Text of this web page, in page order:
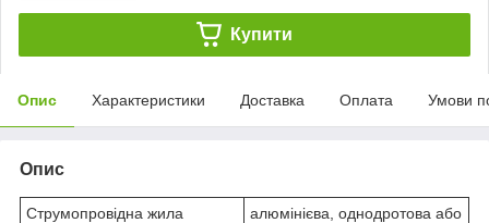
Купити
Опис Характеристики Доставка Оплата Умови
Опис
Струмопровідна жила
алюмінієва, однодротова або